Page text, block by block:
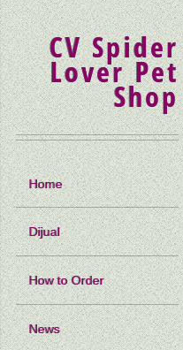
CV Spider
Lover Pet
Shop
Home
Dijual
How to Order
News